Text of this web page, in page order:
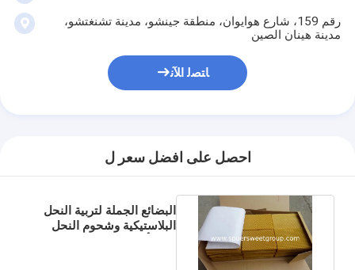
رقم 159، شارع هوايوان، منطقة جينشو، مدينة تشنغتشو،
مدينة هينان الصين
ﺎﺘﺼﻟ ﺍﻶﻧ
احصل على افضل سعر ل
البضائع الجملة لتربية النحل
البلاستيكية وشحوم النحل